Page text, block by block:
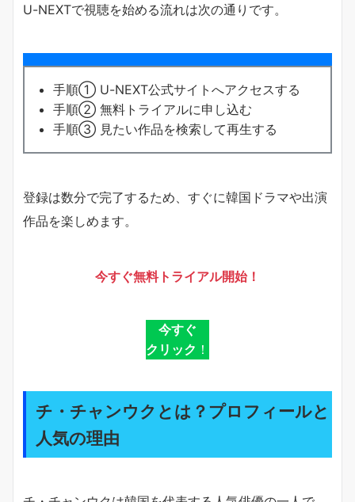
U-NEXTで視聴を始める流れは次の通りです。
手順① U-NEXT公式サイトへアクセスする
手順② 無料トライアルに申し込む
手順③ 見たい作品を検索して再生する
登録は数分で完了するため、すぐに韓国ドラマや出演
作品を楽しめます。
今すぐ無料トライアル開始！
今すぐ
クリック ！
チ・チャンウクとは？プロフィールと
人気の理由